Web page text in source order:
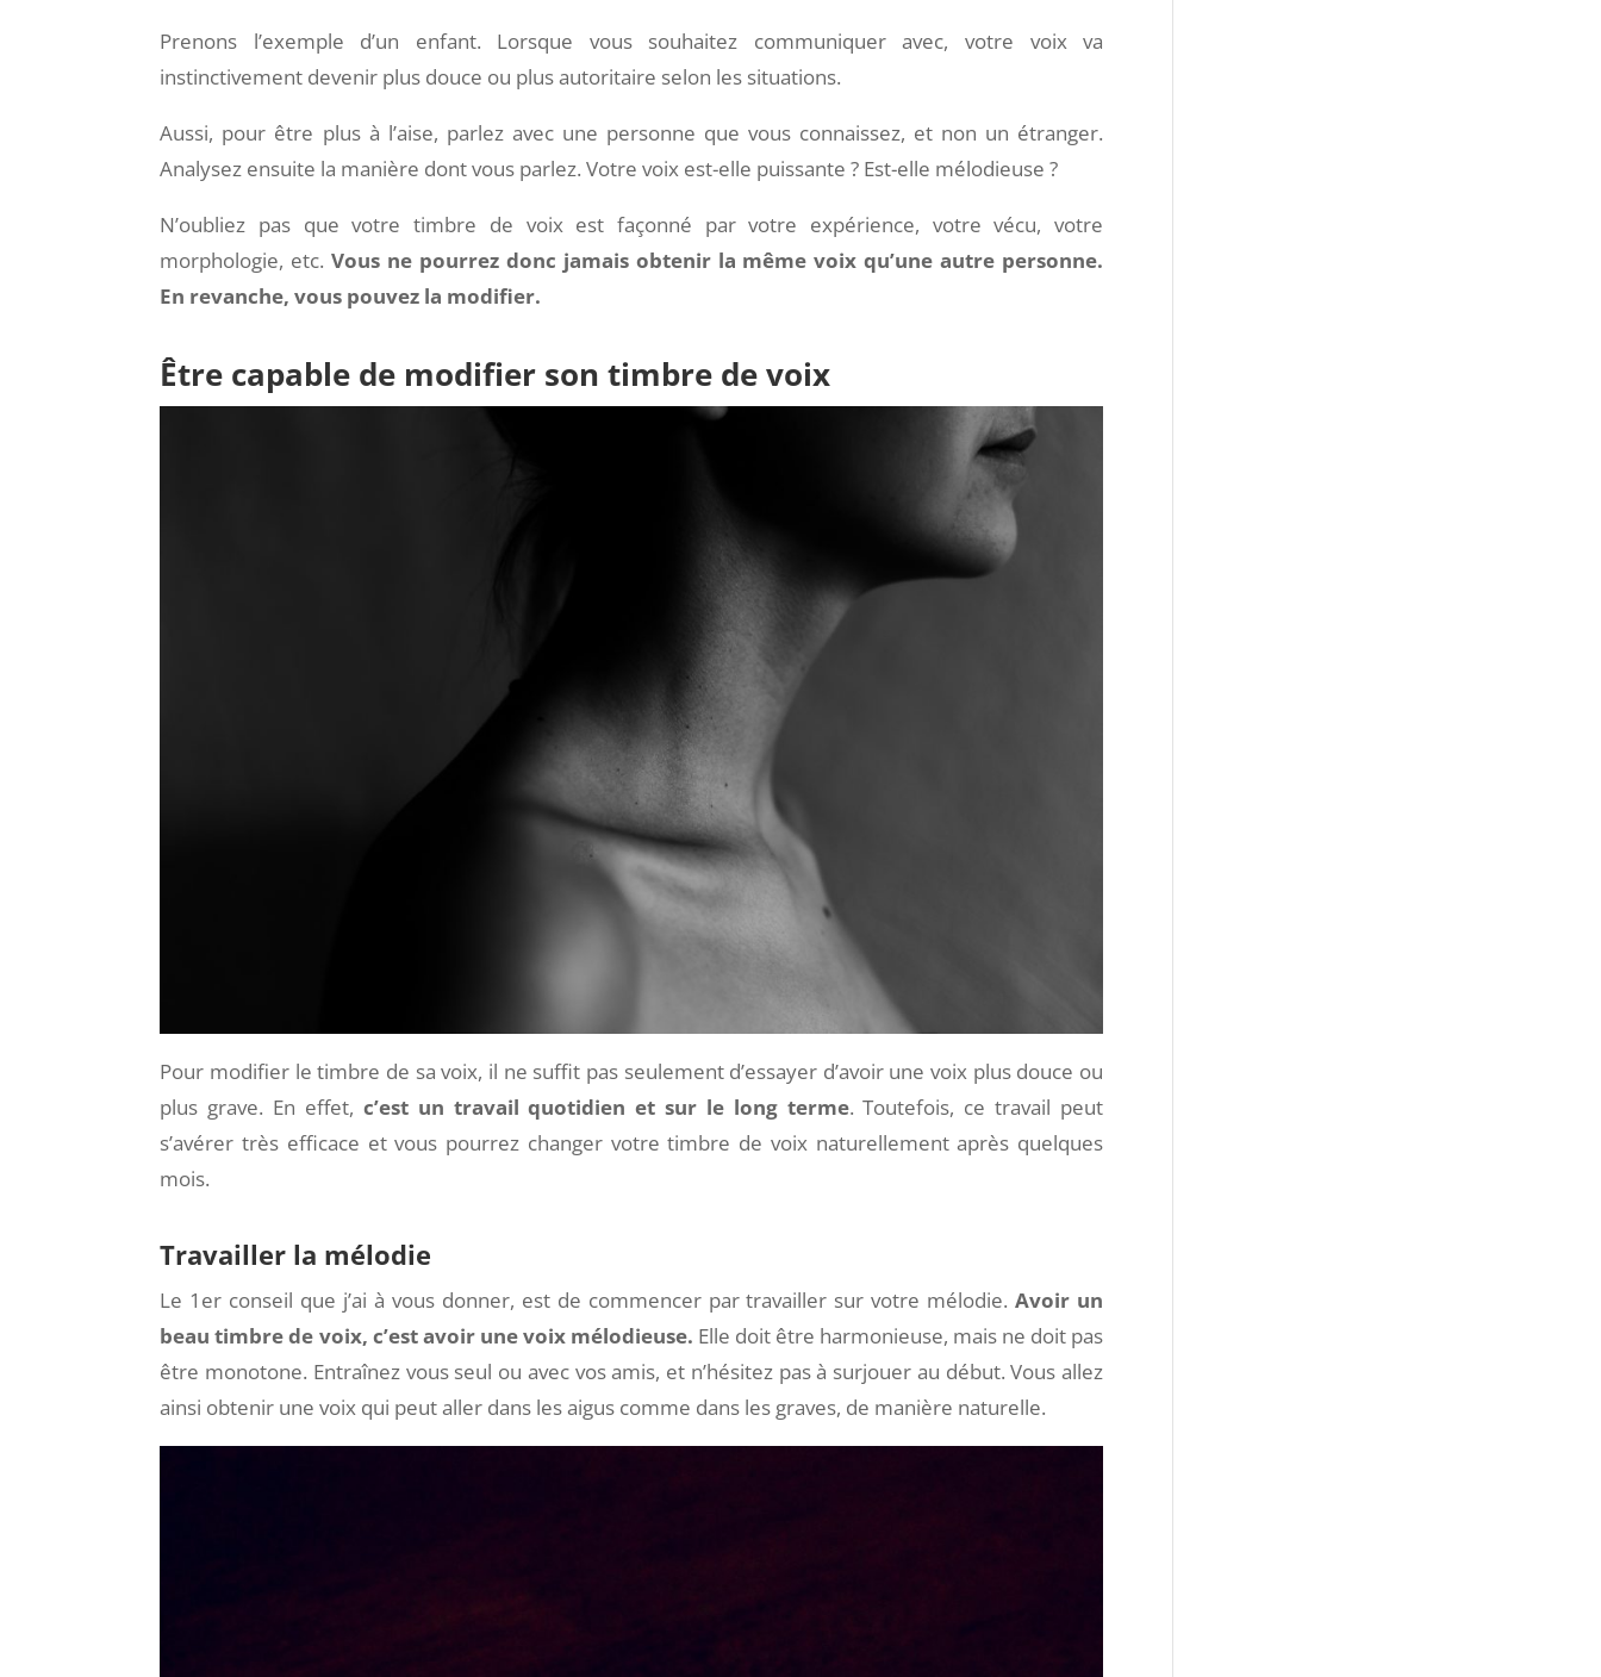
Prenons l’exemple d’un enfant. Lorsque vous souhaitez communiquer avec, votre voix va
instinctivement devenir plus douce ou plus autoritaire selon les situations.
Aussi, pour être plus à l’aise, parlez avec une personne que vous connaissez, et non un étranger.
Analysez ensuite la manière dont vous parlez. Votre voix est-elle puissante ? Est-elle mélodieuse ?
N’oubliez pas que votre timbre de voix est façonné par votre expérience, votre vécu, votre
morphologie, etc.Vous ne pourrez donc jamais obtenir la même voix qu’une autre personne.
En revanche, vous pouvez la modifier.
Être capable de modifier son timbre de voix
Pour modifier le timbre de sa voix, il ne suffit pas seulement d’essayer d’avoir une voix plus douce ou
plus grave. En effet, c’est un travail quotidien et sur le long terme. Toutefois, ce travail peut
s’avérer très efficace et vous pourrez changer votre timbre de voix naturellement après quelques
mois.
Travailler la mélodie
Le 1er conseil que j’ai à vous donner, est de commencer par travailler sur votre mélodie.Avoir un
beau timbre de voix, c’est avoir une voix mélodieuse. Elle doit être harmonieuse, mais ne doit pas
être monotone. Entraînez vous seul ou avec vos amis, et n’hésitez pas à surjouer au début. Vous allez
ainsi obtenir une voix qui peut aller dans les aigus comme dans les graves, de manière naturelle.